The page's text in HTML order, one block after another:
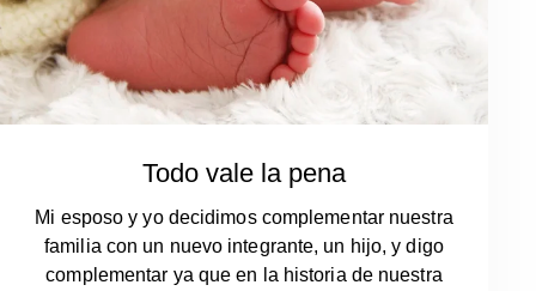
Todo vale la pena
Mi esposo y yo decidimos complementar nuestra
familia con un nuevo integrante, un hijo, y digo
complementar ya que en la historia de nuestra